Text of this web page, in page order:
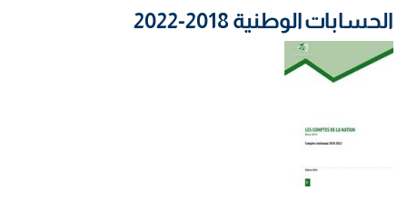
الحسابات الوطنية 2018-2022